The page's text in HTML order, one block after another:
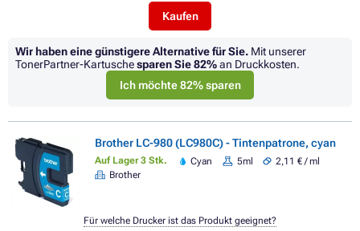
Kaufen
Wir haben eine günstigere Alternative für Sie. Mit unserer
TonerPartner-Kartuschesparen Sie82%an Druckkosten.
Ich möchte 82% sparen
Brother LC-980 (LC980C) - Tintenpatrone, cyan
Auf Lager 3 Stk. Cyan 5ml
2,11 € / ml
Brother
Für welche Drucker ist das Produkt geeignet?